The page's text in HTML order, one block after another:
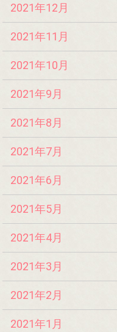
2021年12月
2021年11月
2021年10月
2021年9月
2021年8月
2021年7月
2021年6月
2021年5月
2021年4月
2021年3月
2021年2月
2021年1月